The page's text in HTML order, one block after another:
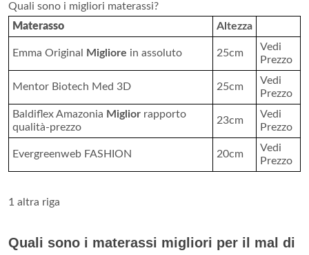
Quali sono i migliori materassi?
Materasso
Altezza
Emma Original Migliore in assoluto 25cm
Vedi
Prezzo
Mentor Biotech Med 3D 25cm
Vedi
Prezzo
Baldiflex Amazonia Miglior rapporto
qualità-prezzo
23cm
Vedi
Prezzo
Evergreenweb FASHION 20cm
Vedi
Prezzo
1 altra riga
Quali sono i materassi migliori per il mal di